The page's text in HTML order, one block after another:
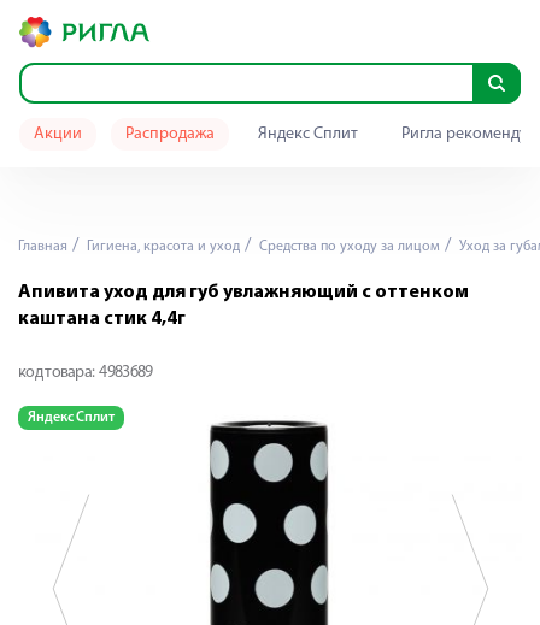
Акции Распродажа Яндекс Сплит Ригла
Главная Гигиена, красота и уход Средства по уходу за лицом Уход за
Апивита уход для губ увлажняющий с оттенком
каштана стик 4,4г
код товара: 4983689
Яндекс Сплит